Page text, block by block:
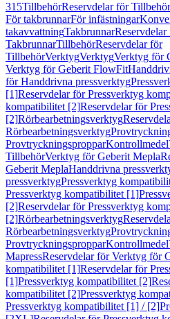
315TillbehörReservdelar för Tillbehör
För takbrunnarFör infästningar
takavvattningTakbrunnarReservdelar
TakbrunnarTillbehörReservdelar för
TillbehörVerktygVerktygVerktyg för
Verktyg för Geberit FlowFit
för Handdrivna pressverktyg
[1]Reservdelar för Pressverktyg
kompatibilitet [2]Reservdelar för
[2]Rörbearbetningsverktyg
Rörbearbetningsverktyg
ProvtryckningspropparKontrollmedel
TillbehörVerktyg för Geberit Mepla
Geberit MeplaHanddrivna
pressverktygPressverktyg
Pressverktyg kompatibilitet [1]
[2]Reservdelar för Pressverktyg
[2]Rörbearbetningsverktyg
Rörbearbetningsverktyg
ProvtryckningspropparKontrollmedel
MapressReservdelar för Verktyg för
kompatibilitet [1]Reservdelar för
[1]Pressverktyg kompatibilitet [2]
kompatibilitet [2]Pressverktyg
Pressverktyg kompatibilitet [1] / [2]